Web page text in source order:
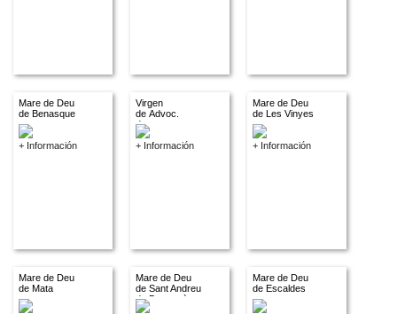
Mare de Deu
de Benasque
+ Información
Virgen
de Advoc.
descon.
+ Información
Mare de Deu
de Les Vinyes
+ Información
Mare de Deu
de Mata
Mare de Deu
de Sant Andreu
de Bastrecà
Mare de Deu
de Escaldes